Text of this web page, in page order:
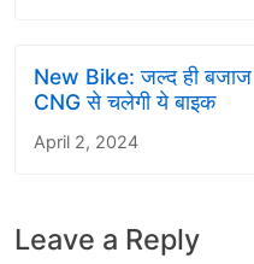
New Bike: जल्द ही बजाज
CNG से चलेगी ये बाइक
April 2, 2024
Leave a Reply